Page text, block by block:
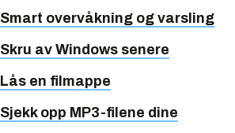
Smart overvåkning og varsling
Skru av Windows senere
Lås en filmappe
Sjekk opp MP3-filene dine